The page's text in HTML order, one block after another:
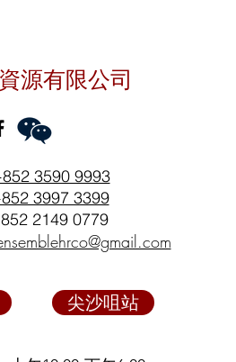
源有限公司
3590 9993
3997 3399
2149 0779
尖沙咀站